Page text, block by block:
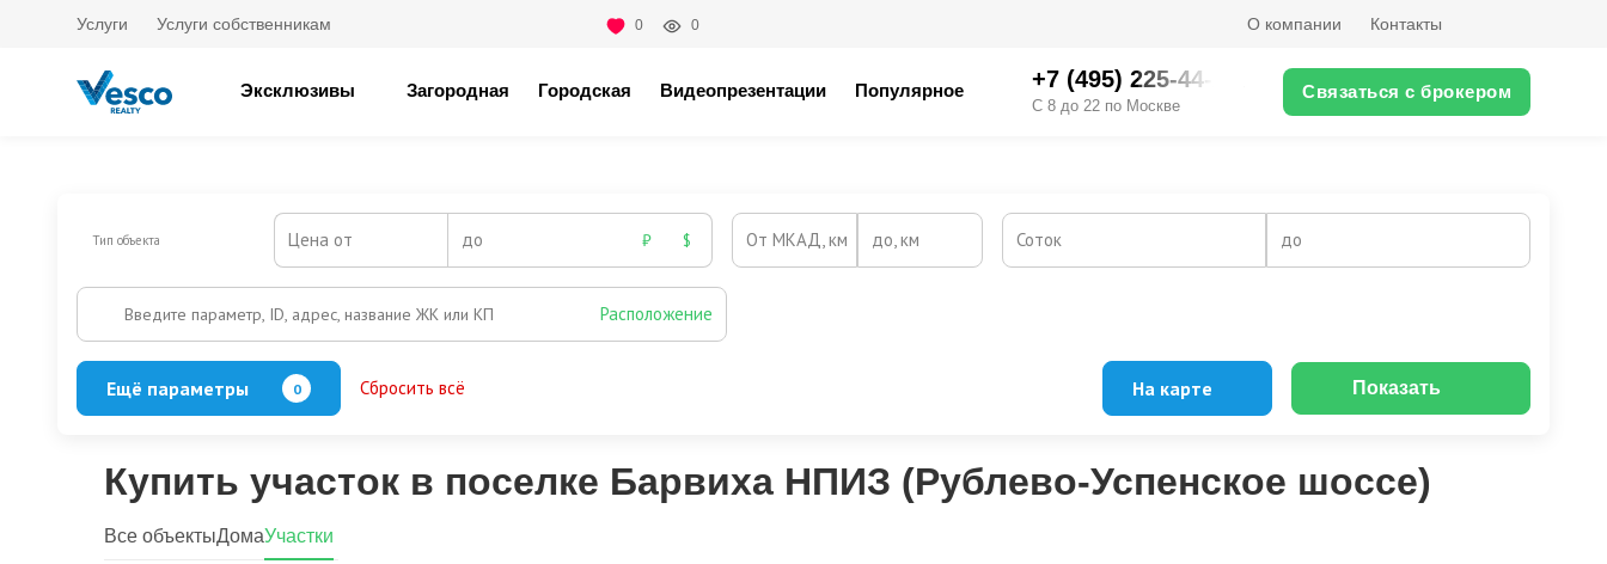
Услуги Услуги собственникам 0 0 О компании Контакты
Эксклюзивы Загородная Городская Видеопрезентации Популярное +7 (495) 225-44-XX
С 8 до 22 по Москве
Связаться с брокером
Тип объекта Цена от до ₽ $ От МКАД, км до, км Соток до
Введите параметр, ID, адрес, название ЖК или КП Расположение
Ещё параметры 0 Сбросить всё На карте Показать
Охрана
Купить участок в поселке Барвиха НПИЗ (Рублево-Успенское шоссе)
Все объектыДомаУчастки